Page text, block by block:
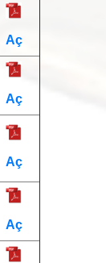
Aç
Aç
Aç
Aç